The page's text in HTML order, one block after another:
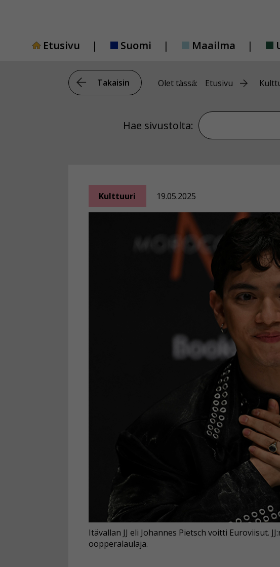
Etusivu
Suomi Maailma
Takaisin Olet tässä: Etusivu
Hae sivustolta: Hae sivustolta
Kulttuuri 19.05.2025
Itävallan JJ eli Johannes Pietsch voitti Euroviisut.
oopperalaulaja.